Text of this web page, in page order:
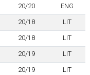
20/20 ENG
20/18 LIT
20/18 LIT
20/19 LIT
20/19 LIT